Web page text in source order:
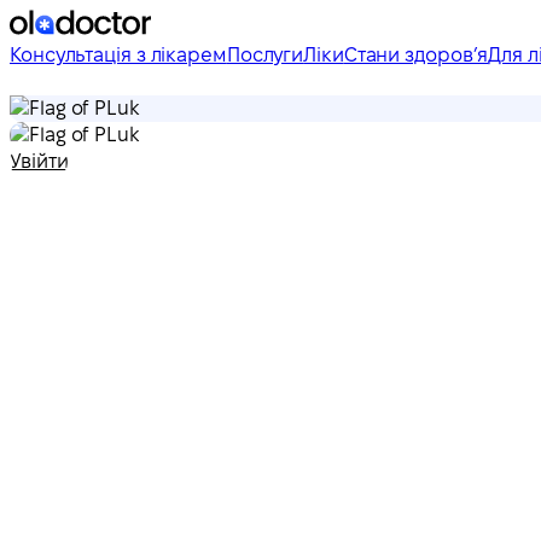
Консультація з лікарем ПослугиЛікиСтани здоровʼяДля
uk
uk
Увійти